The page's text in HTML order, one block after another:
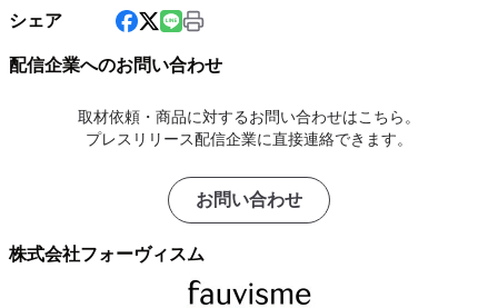
シェア
配信企業へのお問い合わせ
取材依頼・商品に対するお問い合わせはこちら。
プレスリリース配信企業に直接連絡できます。
お問い合わせ
株式会社フォーヴィスム